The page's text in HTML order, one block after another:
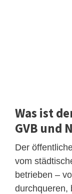
Was ist
GVB und
Der
vom
betrieben –
durchqueren,